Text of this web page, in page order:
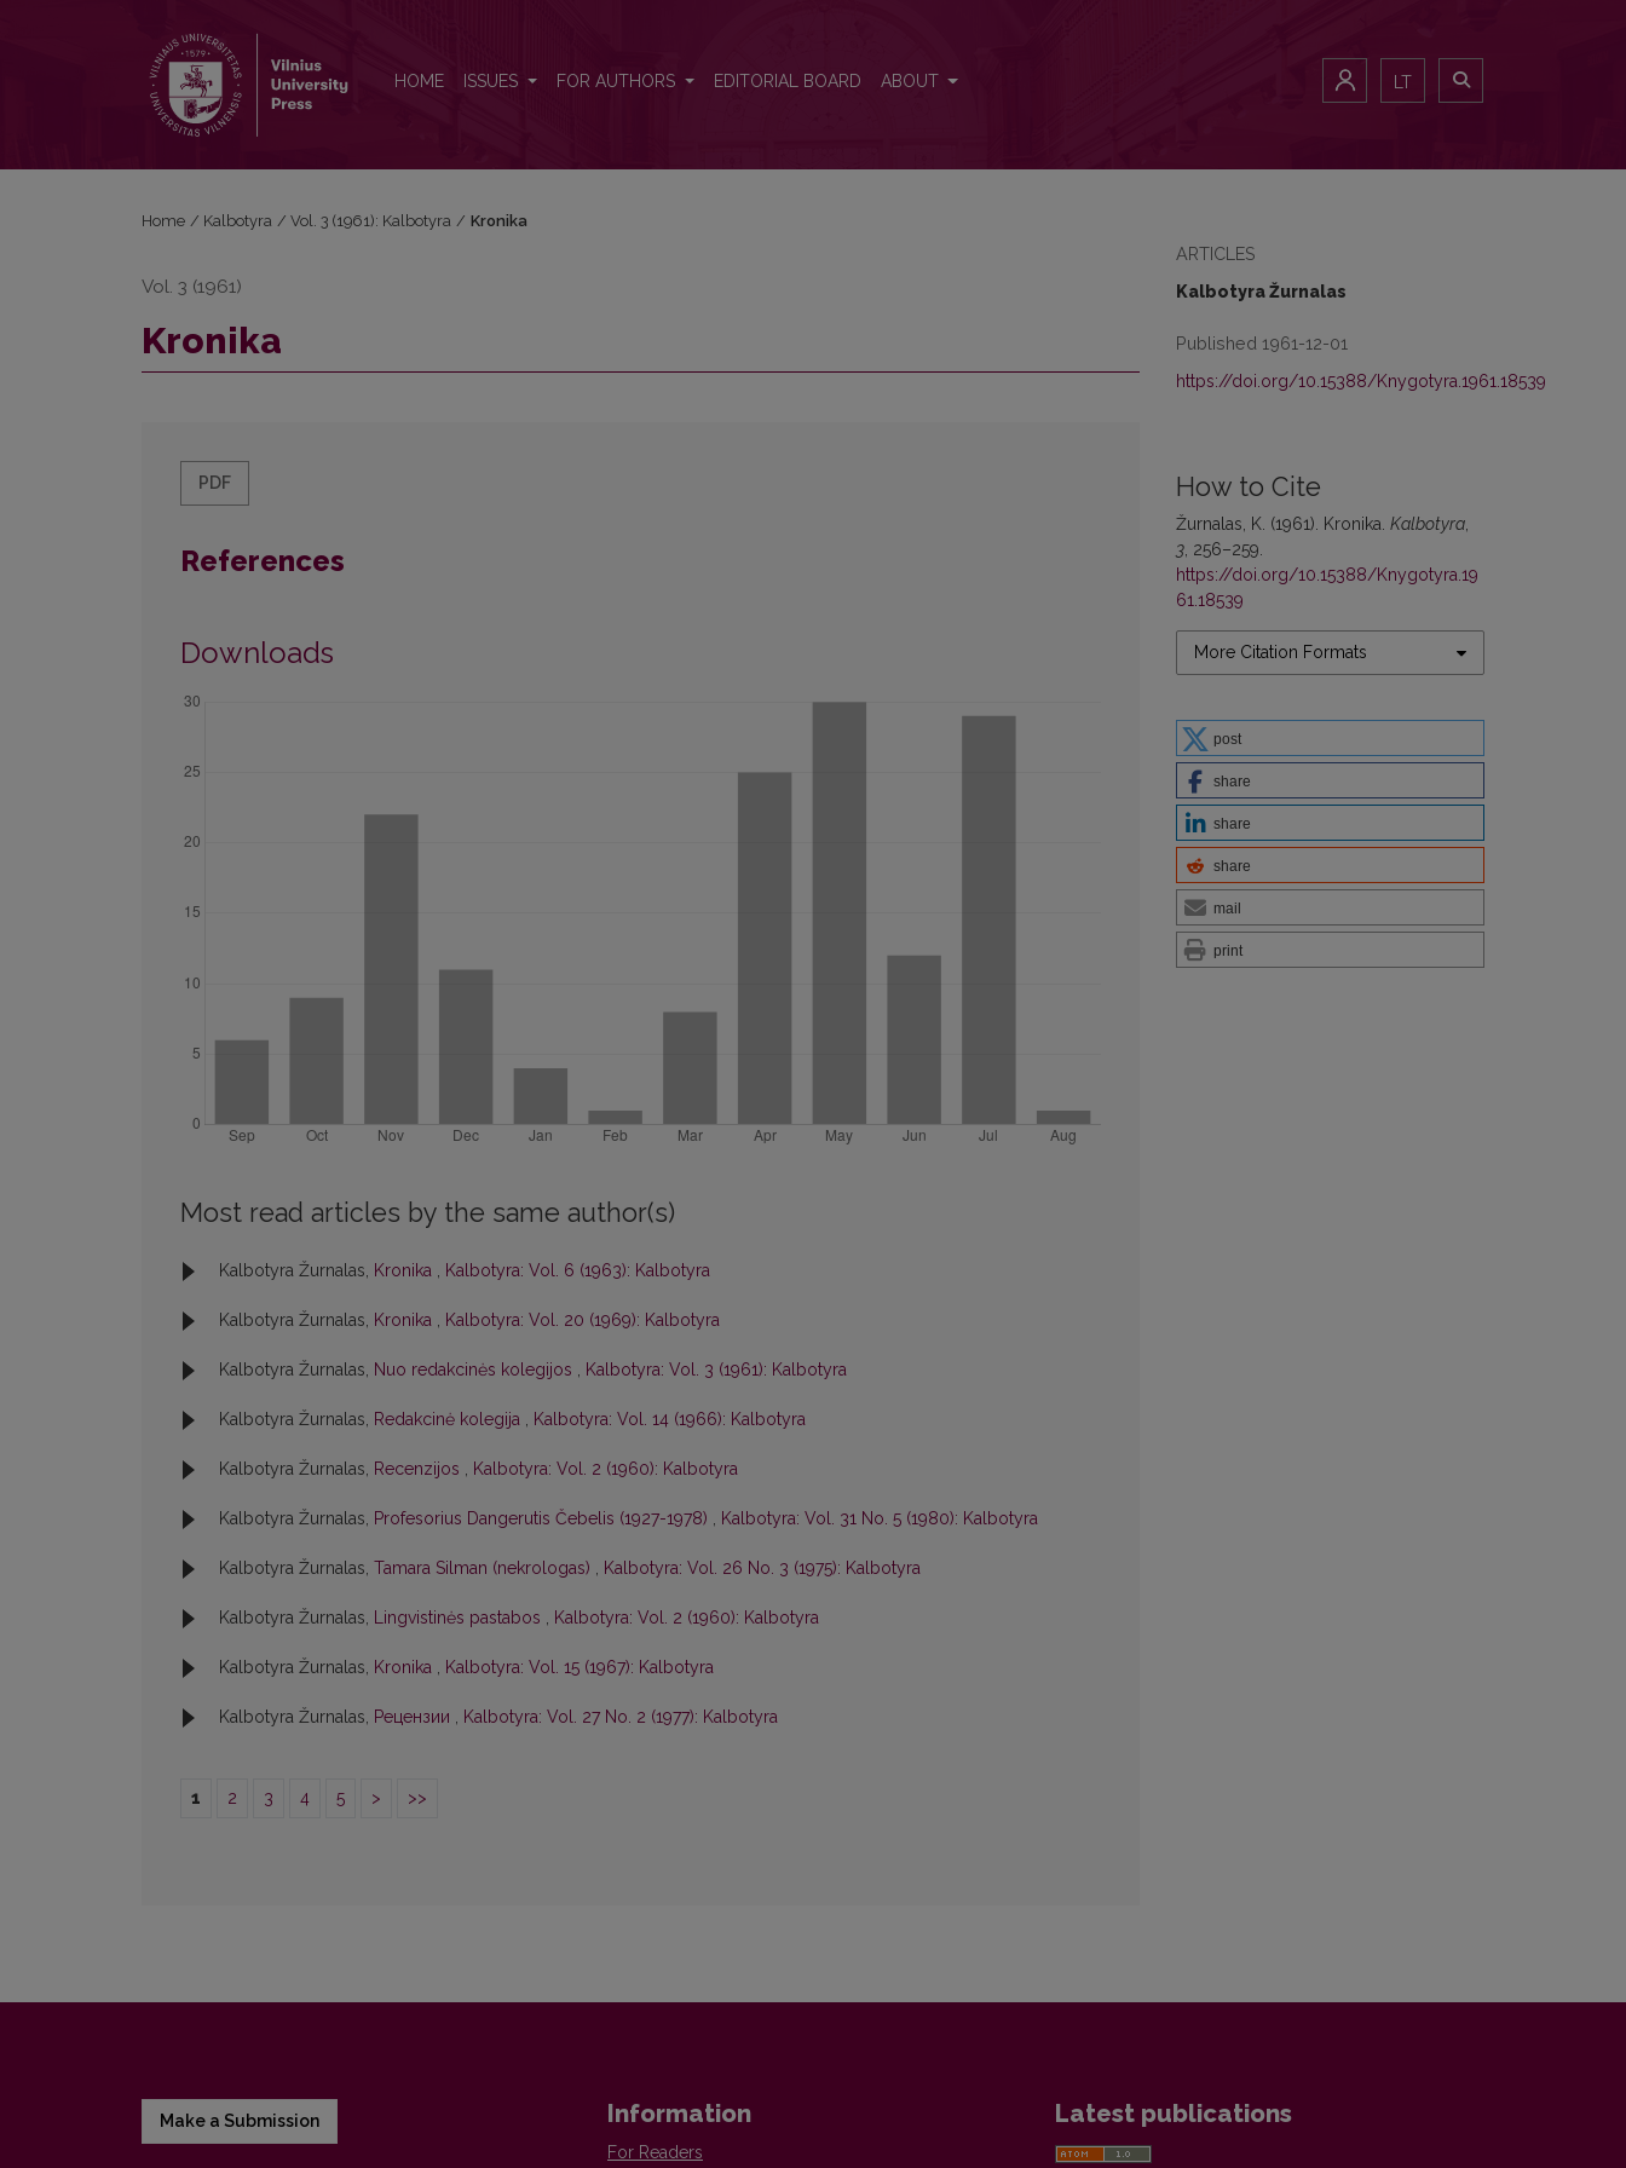
HOME ISSUES FOR AUTHORS EDITORIAL BOARD ABOUT LT
ARTICLES
Kalbotyra Žurnalas
Published 1961-12-01
https://doi.org/10.15388/Knygotyra.1961.18539
How to Cite
Žurnalas, K. (1961). Kronika. Kalbotyra
3 , 256–259.
https://doi.org/10.15388/Knygotyra.19
61.18539
More Citation Formats
post
share
share
share
mail
print
Home / Kalbotyra / Vol. 3 (1961): Kalbotyra / Kronika
Vol. 3 (1961)
Kronika
PDF
References
Downloads
Most read articles by the same author(s)
Kalbotyra Žurnalas, Kronika , Kalbotyra: Vol. 6 (1963): Kalbotyra
Kalbotyra Žurnalas, Kronika , Kalbotyra: Vol. 20 (1969): Kalbotyra
Kalbotyra Žurnalas, Nuo redakcinės kolegijos , Kalbotyra: Vol. 3 (1961): Kalbotyra
Kalbotyra Žurnalas, Redakcinė kolegija , Kalbotyra: Vol. 14 (1966): Kalbotyra
Kalbotyra Žurnalas, Recenzijos , Kalbotyra: Vol. 2 (1960): Kalbotyra
Kalbotyra Žurnalas, Profesorius Dangerutis Čebelis (1927-1978) , Kalbotyra: Vol. 31 No. 5 (1980): Kalbotyra
Kalbotyra Žurnalas, Tamara Silman (nekrologas) , Kalbotyra: Vol. 26 No. 3 (1975): Kalbotyra
Kalbotyra Žurnalas, Lingvistinės pastabos , Kalbotyra: Vol. 2 (1960): Kalbotyra
Kalbotyra Žurnalas, Kronika , Kalbotyra: Vol. 15 (1967): Kalbotyra
Kalbotyra Žurnalas, Рецензии , Kalbotyra: Vol. 27 No. 2 (1977): Kalbotyra
1 2 3 4 5 > >>
Make a Submission Information
For Readers
Latest publications